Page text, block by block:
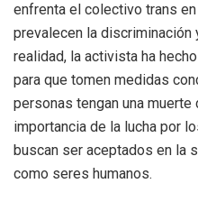
enfrenta el colectivo trans
prevalecen la
realidad, la activista ha
para que tomen medidas
personas tengan una muerte
importancia de la lucha por
buscan ser aceptados en la
como seres humanos.